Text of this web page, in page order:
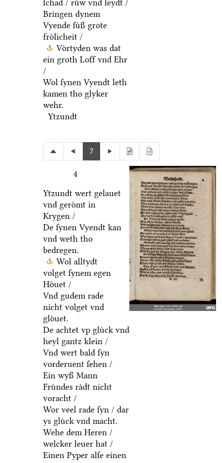
ſchad / ruͤw vnd leydt /
Bringen dynem
Vyende ſuͤß grote
froͤlicheit /
Voͤrtyden was dat
ein groth Loff vnd Ehr
/
Wol ſynen Vyendt leth
kamen tho glyker
wehr.
Ytzundt
7
4
Ytzundt wert gelauet
vnd geroͤmt in
Krygen /
De ſynen Vyendt kan
vnd weth tho
bedregen.
Wol alltydt
volget ſynem egen
Hoͤuet /
Vnd gudem rade
nicht volget vnd
gloͤuet.
De achtet vp gluͤck vnd
heyl gantz klein /
Vnd wert bald ſyn
vorderuent ſehen /
Ein wyß Mann
Fruͤndes raͤdt nicht
voracht /
Wor veel rade ſyn / dar
ys gluͤck vnd macht.
Wehe dem Heren /
welcker leuer hat /
Einen Pyper alſe einen